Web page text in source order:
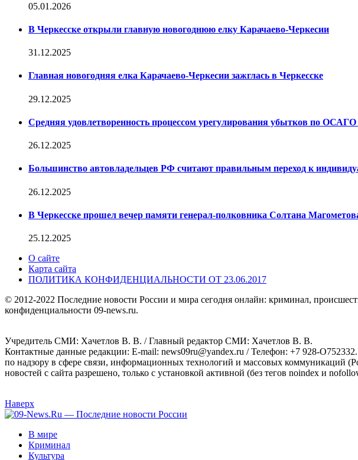
05.01.2026
В Черкесске открыли главную новогоднюю елку Карачаево-Черкесии
31.12.2025
Главная новогодняя елка Карачаево-Черкесии зажглась в Черкесске
29.12.2025
Средняя удовлетворенность процессом урегулирования убытков по ОСАГО
26.12.2025
Большинство автовладельцев РФ считают правильным переход к
26.12.2025
В Черкесске прошел вечер памяти генерал-полковника Солтана
25.12.2025
О сайте
Карта сайта
ПОЛИТИКА КОНФИДЕНЦИАЛЬНОСТИ ОТ 23.06.2017
© 2012-2022 Последние новости России и мира сегодня онлайн: криминал,
конфиденциальности 09-news.ru.
Учредитель СМИ: Хaчeтлoв B. B. / Главный редактор СМИ: Хaчeтлoв B. B.
Контактные данные редакции: E-mail: news09ru@yandex.ru / Телефон: +7 928-
по надзору в сфере связи, информационных технологий и массовых коммуникаций
новостей с сайта разрешено, только с установкой активной (без тегов noindex и
Наверх
В мире
Криминал
Культура